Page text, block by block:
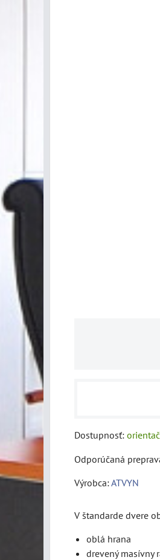
Dostupnosť:
Výrobca:ATVYN
V štandarde dvere
oblá hrana
drevený masívny